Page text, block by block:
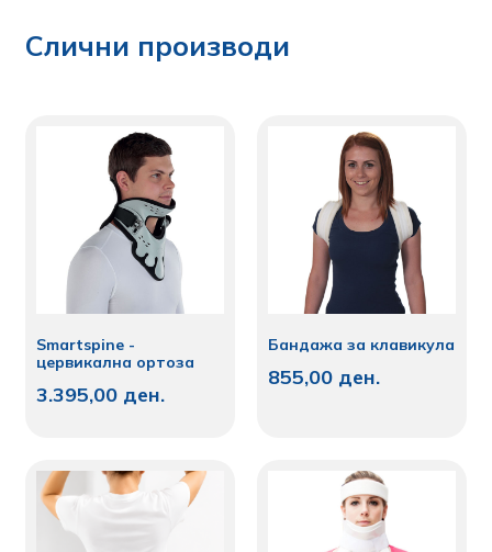
Слични производи
Smartspine -
цервикална ортоза
3.395,00 ден.
Бандажа за клавикула
855,00 ден.